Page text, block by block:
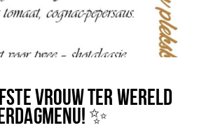
VROUW TER WERELD
✨